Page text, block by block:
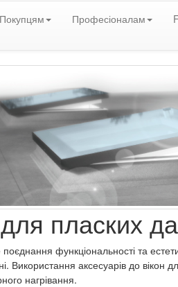
Покупцям Професіоналам
пласких
функціональності та
Використання аксесуарів до вікон
нагрівання.